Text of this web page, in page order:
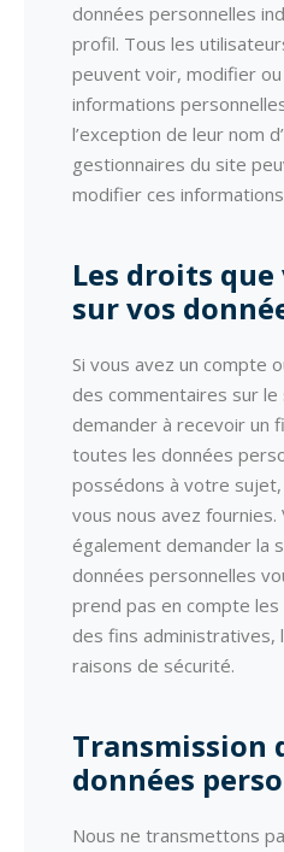
données personnelles
profil. Tous les
peuvent voir, modifier
informations
l’exception de leur nom
gestionnaires du site
modifier ces
Les droits que
sur vos
Si vous avez un compte
des commentaires sur
demander à recevoir un
toutes les données
possédons à votre sujet,
vous nous avez fournies.
également demander la
données personnelles
prend pas en compte
des fins administratives,
raisons de sécurité.
Transmission
données
Nous ne transmettons